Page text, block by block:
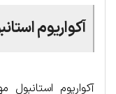
آکواریوم
آکواریوم استانبول